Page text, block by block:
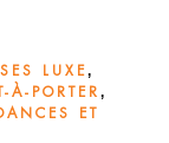
LUXE,
PORTER ,
ET